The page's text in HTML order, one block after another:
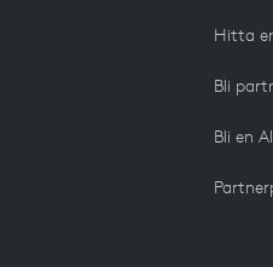
Hitta
Bli
Bli en